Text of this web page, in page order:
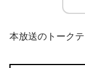
本放送のトーク